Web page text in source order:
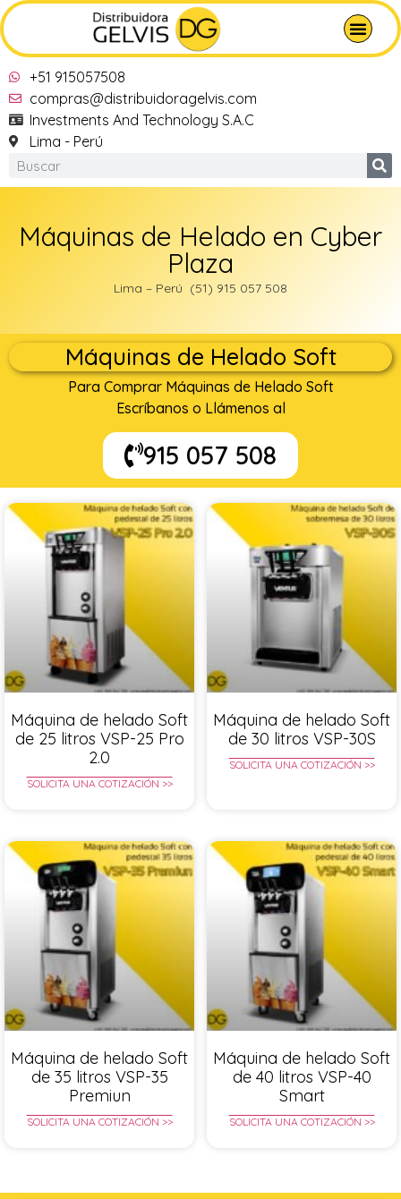
+51 915057508
compras@distribuidoragelvis.com
Investments And Technology S.A.C
Lima - Perú
Máquinas de Helado en Cyber
Plaza
Lima – Perú (51) 915 057 508
Máquinas de Helado Soft
Para Comprar Máquinas de Helado Soft
Escríbanos o Llámenos al
915 057 508
Máquina de helado Soft
de 25 litros VSP-25 Pro
2.0
SOLICITA UNA COTIZACIÓN >>
Máquina de helado Soft
de 30 litros VSP-30S
SOLICITA UNA COTIZACIÓN >>
Máquina de helado Soft
de 35 litros VSP-35
Premiun
SOLICITA UNA COTIZACIÓN >>
Máquina de helado Soft
de 40 litros VSP-40
Smart
SOLICITA UNA COTIZACIÓN >>